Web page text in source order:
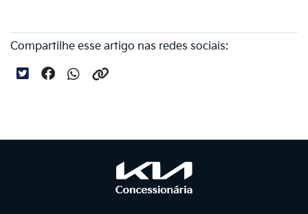
Compartilhe esse artigo nas redes sociais: